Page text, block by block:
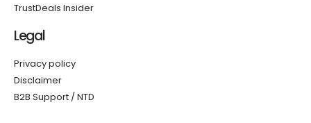
TrustDeals Insider
Legal
Privacy policy
Disclaimer
B2B Support / NTD